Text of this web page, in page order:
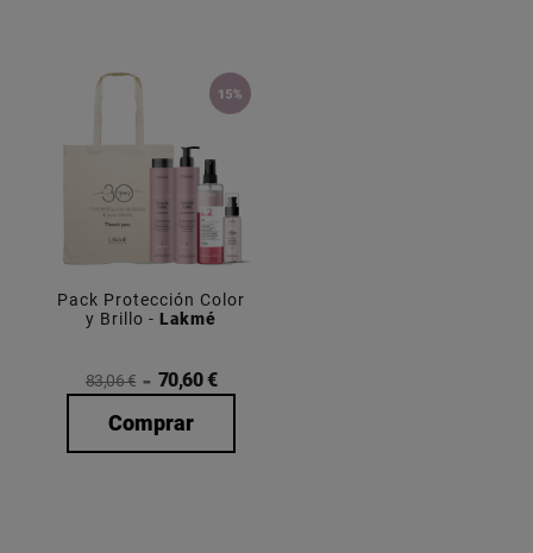
Pack Protección Color
y Brillo - Lakmé
83,06 € 70,60 €
Comprar